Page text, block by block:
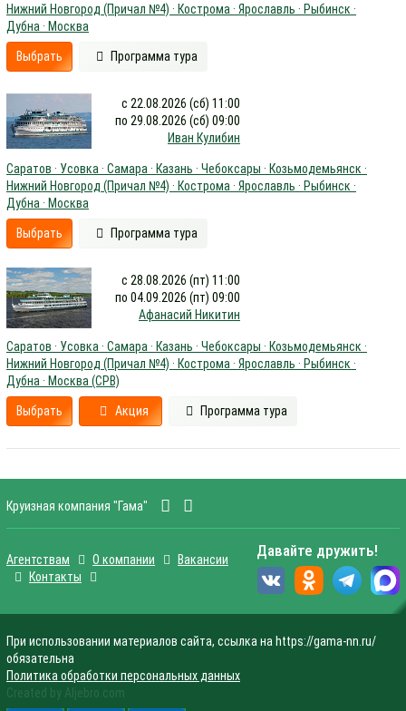
Нижний Новгород (Причал №4) · Кострома · Ярославль · Рыбинск ·
Дубна · Москва
Выбрать Программа тура
с 22.08.2026 (сб) 11:00
по 29.08.2026 (сб) 09:00
Иван Кулибин
Саратов · Усовка · Самара · Казань · Чебоксары · Козьмодемьянск ·
Нижний Новгород (Причал №4) · Кострома · Ярославль · Рыбинск ·
Дубна · Москва
Выбрать Программа тура
с 28.08.2026 (пт) 11:00
по 04.09.2026 (пт) 09:00
Афанасий Никитин
Саратов · Усовка · Самара · Казань · Чебоксары · Козьмодемьянск ·
Нижний Новгород (Причал №4) · Кострома · Ярославль · Рыбинск ·
Дубна · Москва (СРВ)
Выбрать Акция Программа тура
Круизная компания "Гама"
Агентствам О компании
Вакансии
Контакты
Давайте дружить!
При использовании материалов сайта, ссылка на https://gama-nn.ru/
обязательна
Политика обработки персональных данных
Created by Aljebro.com